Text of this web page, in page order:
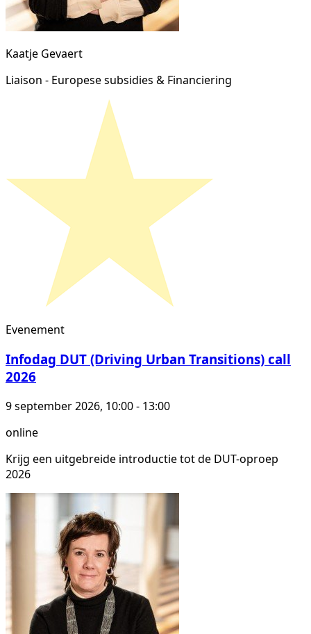
Kaatje Gevaert
Liaison - Europese subsidies & Financiering
Evenement
Infodag DUT (Driving Urban Transitions) call
2026
9 september 2026, 10:00 - 13:00
online
Krijg een uitgebreide introductie tot de DUT-oproep
2026